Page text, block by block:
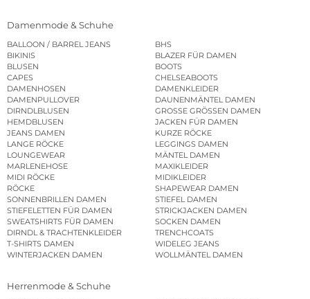
Damenmode & Schuhe
BALLOON / BARREL JEANS
BHS
BIKINIS
BLAZER FÜR DAMEN
BLUSEN
BOOTS
CAPES
CHELSEABOOTS
DAMENHOSEN
DAMENKLEIDER
DAMENPULLOVER
DAUNENMÄNTEL DAMEN
DIRNDLBLUSEN
GROSSE GRÖSSEN DAMEN
HEMDBLUSEN
JACKEN FÜR DAMEN
JEANS DAMEN
KURZE RÖCKE
LANGE RÖCKE
LEGGINGS DAMEN
LOUNGEWEAR
MÄNTEL DAMEN
MARLENEHOSE
MAXIKLEIDER
MIDI RÖCKE
MIDIKLEIDER
RÖCKE
SHAPEWEAR DAMEN
SONNENBRILLEN DAMEN
STIEFEL DAMEN
STIEFELETTEN FÜR DAMEN
STRICKJACKEN DAMEN
SWEATSHIRTS FÜR DAMEN
SOCKEN DAMEN
DIRNDL & TRACHTENKLEIDER
TRENCHCOATS
T-SHIRTS DAMEN
WIDELEG JEANS
WINTERJACKEN DAMEN
WOLLMÄNTEL DAMEN
Herrenmode & Schuhe